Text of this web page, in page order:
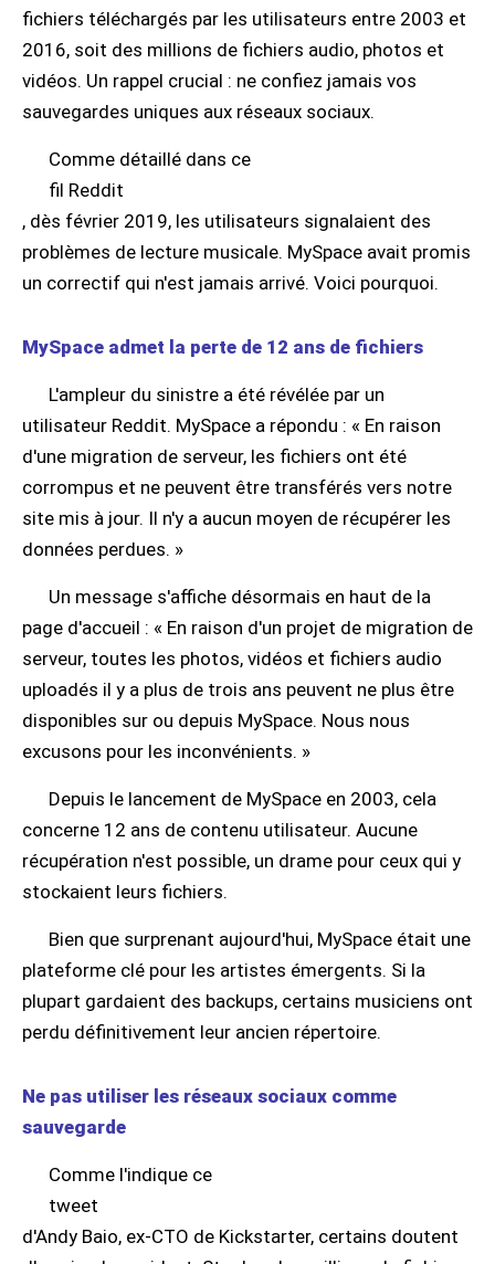
fichiers téléchargés par les utilisateurs entre 2003 et
2016, soit des millions de fichiers audio, photos et
vidéos. Un rappel crucial : ne confiez jamais vos
sauvegardes uniques aux réseaux sociaux.
Comme détaillé dans ce
fil Reddit
, dès février 2019, les utilisateurs signalaient des
problèmes de lecture musicale. MySpace avait promis
un correctif qui n'est jamais arrivé. Voici pourquoi.
MySpace admet la perte de 12 ans de fichiers
L'ampleur du sinistre a été révélée par un
utilisateur Reddit. MySpace a répondu : « En raison
d'une migration de serveur, les fichiers ont été
corrompus et ne peuvent être transférés vers notre
site mis à jour. Il n'y a aucun moyen de récupérer les
données perdues. »
Un message s'affiche désormais en haut de la
page d'accueil : « En raison d'un projet de migration de
serveur, toutes les photos, vidéos et fichiers audio
uploadés il y a plus de trois ans peuvent ne plus être
disponibles sur ou depuis MySpace. Nous nous
excusons pour les inconvénients. »
Depuis le lancement de MySpace en 2003, cela
concerne 12 ans de contenu utilisateur. Aucune
récupération n'est possible, un drame pour ceux qui y
stockaient leurs fichiers.
Bien que surprenant aujourd'hui, MySpace était une
plateforme clé pour les artistes émergents. Si la
plupart gardaient des backups, certains musiciens ont
perdu définitivement leur ancien répertoire.
Ne pas utiliser les réseaux sociaux comme
sauvegarde
Comme l'indique ce
tweet
d'Andy Baio, ex-CTO de Kickstarter, certains doutent